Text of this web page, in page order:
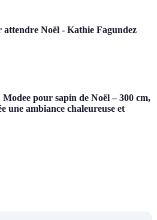
attendre Noël - Kathie Fagundez
pour sapin de Noël – 300 cm,
une ambiance chaleureuse et